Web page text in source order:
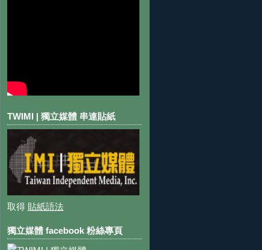
TWIMI | 獨立媒體 串連貼紙
取得 貼紙語法
獨立媒體 facebook 粉絲專頁